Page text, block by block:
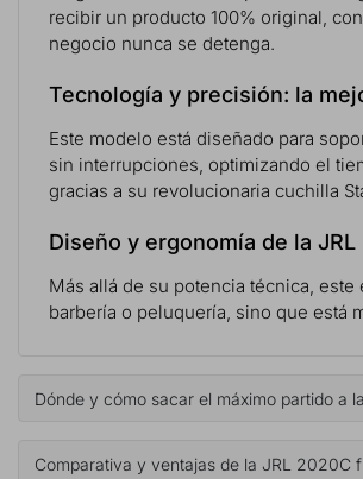
recibir un producto 100% original,
negocio nunca se detenga.
Tecnología y precisión: la
Este modelo está diseñado para
sin interrupciones, optimizando el
gracias a su revolucionaria cuchilla
Diseño y ergonomía de la
Más allá de su potencia técnica,
barbería o peluquería, sino que está
Dónde y cómo sacar el máximo partido a
Comparativa y ventajas de la JRL 2020C